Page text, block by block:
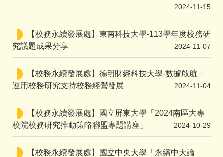
2024-11-15
【校務永續發展處】東南科技大學-113學年度校務研
究議題成果分享
2024-11-07
【校務永續發展處】德明財經科技大學-數據啟航－
運用校務研究支持校務經營發展
2024-11-04
【校務永續發展處】國立屏東大學「2024南區大專
校院校務研究推動策略聯盟專題講座」
2024-10-29
【校務永續發展處】國立中央大學「永續中大論